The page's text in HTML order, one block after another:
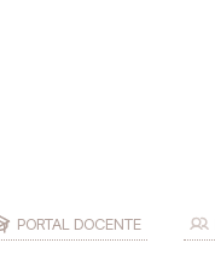
PORTAL DOCENTE